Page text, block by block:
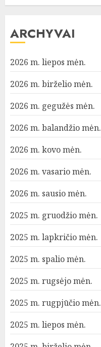
ARCHYVAI
2026 m. liepos mėn.
2026 m. birželio mėn.
2026 m. gegužės mėn.
2026 m. balandžio mėn.
2026 m. kovo mėn.
2026 m. vasario mėn.
2026 m. sausio mėn.
2025 m. gruodžio mėn.
2025 m. lapkričio mėn.
2025 m. spalio mėn.
2025 m. rugsėjo mėn.
2025 m. rugpjūčio mėn.
2025 m. liepos mėn.